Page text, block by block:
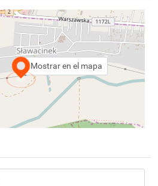
Mostrar en el mapa